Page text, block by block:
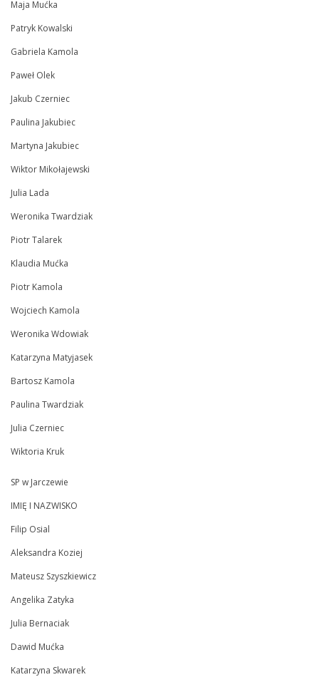
Maja Mućka
Patryk Kowalski
Gabriela Kamola
Paweł Olek
Jakub Czerniec
Paulina Jakubiec
Martyna Jakubiec
Wiktor Mikołajewski
Julia Lada
Weronika Twardziak
Piotr Talarek
Klaudia Mućka
Piotr Kamola
Wojciech Kamola
Weronika Wdowiak
Katarzyna Matyjasek
Bartosz Kamola
Paulina Twardziak
Julia Czerniec
Wiktoria Kruk
SP w Jarczewie
IMIĘ I NAZWISKO
Filip Osial
Aleksandra Koziej
Mateusz Szyszkiewicz
Angelika Zatyka
Julia Bernaciak
Dawid Mućka
Katarzyna Skwarek